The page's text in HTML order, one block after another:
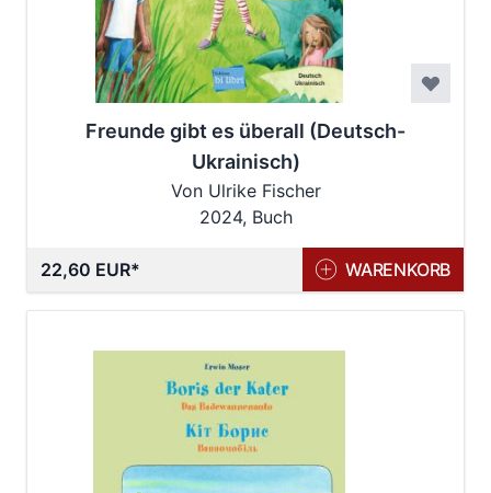
Freunde gibt es überall (Deutsch-
Ukrainisch)
Von Ulrike Fischer
2024, Buch
22,60 EUR WARENKORB